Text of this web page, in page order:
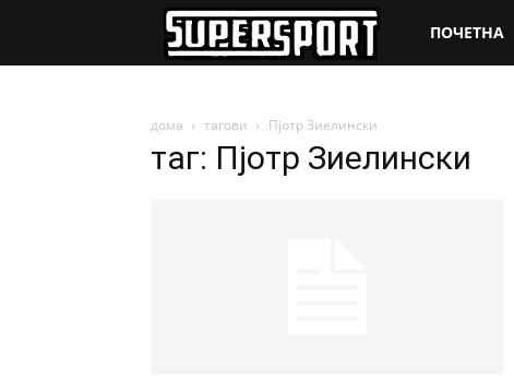
SuperSport.mk
ПОЧЕТНА
дома тагови Пјотр Зиелински
таг: Пјотр Зиелински